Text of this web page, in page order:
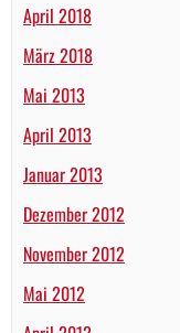
April 2018
März 2018
Mai 2013
April 2013
Januar 2013
Dezember 2012
November 2012
Mai 2012